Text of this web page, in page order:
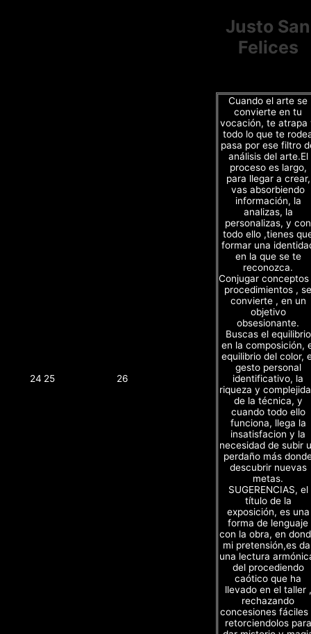
24 25 26
Justo San
Felices
Cuando el arte se
convierte en tu
vocación, te atrapa
todo lo que te
pasa por ese filtro
análisis del arte.El
proceso es largo,
para llegar a crear,
vas absorbiendo
información, la
analizas, la
personalizas, y con
todo ello ,tienes
formar una
en la que se te
reconozca.
Conjugar
procedimientos , se
convierte , en un
objetivo
obsesionante.
Buscas el equilibrio
en la composición,
equilibrio del color,
gesto personal
identificativo, la
riqueza y
de la técnica, y
cuando todo ello
funciona, llega la
insatisfacion y la
necesidad de subir
perdaño más
descubrir nuevas
metas.
SUGERENCIAS, el
título de la
exposición, es una
forma de lenguaje
con la obra, en
mi pretensión,es
una lectura
del procediendo
caótico que ha
llevado en el taller ,
rechazando
concesiones fáciles
retorciendolos para